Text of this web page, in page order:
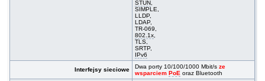
STUN,
SIMPLE,
LLDP,
LDAP,
TR-069,
802.1x,
TLS,
SRTP,
IPv6
Interfejsy sieciowe Dwa porty 10/100/1000 Mbit/sze
wsparciemPoE oraz Bluetooth